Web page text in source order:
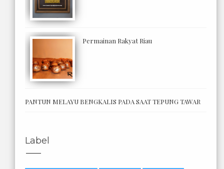
Permainan Rakyat Riau
PANTUN MELAYU BENGKALIS PADA SAAT TEPUNG TAWAR
Label